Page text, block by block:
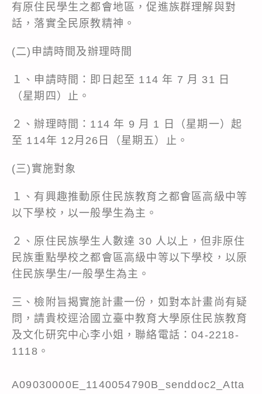
有原住民學生之都會地區，促進族群理解與對
話，落實全民原教精神。
(二)申請時間及辦理時間
１、申請時間：即日起至 114 年 7 月 31 日
（星期四）止。
２、辦理時間：114 年 9 月 1 日（星期一）起
至 114年 12月26日（星期五）止。
(三)實施對象
１、有興趣推動原住民族教育之都會區高級中等
以下學校，以一般學生為主。
２、原住民族學生人數達 30 人以上，但非原住
民族重點學校之都會區高級中等以下學校，以原
住民族學生/一般學生為主。
三、檢附旨揭實施計畫一份，如對本計畫尚有疑
問，請貴校逕洽國立臺中教育大學原住民族教育
及文化研究中心李小姐，聯絡電話：04-2218-
1118。
A09030000E_1140054790B_senddoc2_Atta